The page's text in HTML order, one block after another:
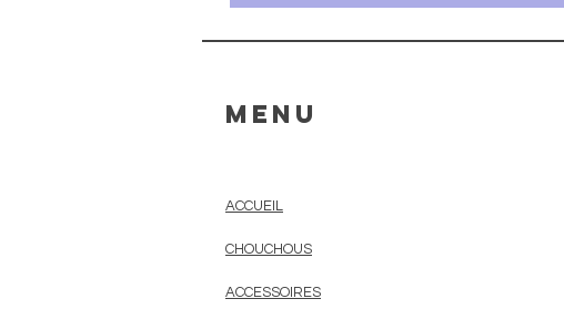
MENU
ACCUEIL
CHOUCHOUS
ACCESSOIRES